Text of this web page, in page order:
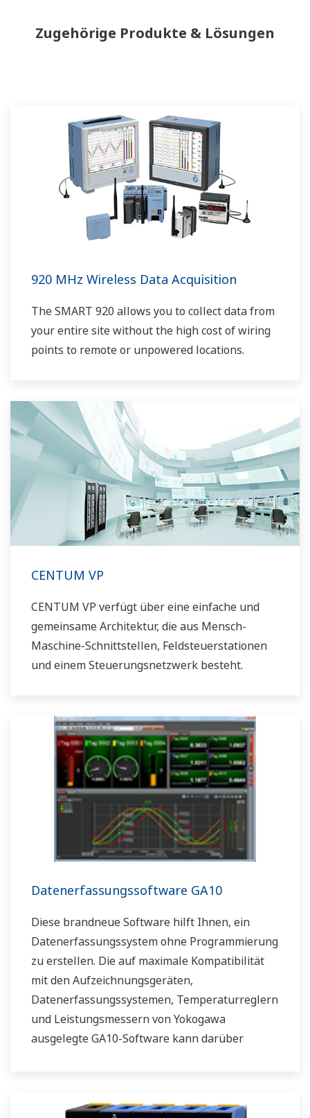
Zugehörige Produkte & Lösungen
920 MHz Wireless Data Acquisition
The SMART 920 allows you to collect data from
your entire site without the high cost of wiring
points to remote or unpowered locations.
CENTUM VP
CENTUM VP verfügt über eine einfache und
gemeinsame Architektur, die aus Mensch-
Maschine-Schnittstellen, Feldsteuerstationen
und einem Steuerungsnetzwerk besteht.
Datenerfassungssoftware GA10
Diese brandneue Software hilft Ihnen, ein
Datenerfassungssystem ohne Programmierung
zu erstellen. Die auf maximale Kompatibilität
mit den Aufzeichnungsgeräten,
Datenerfassungssystemen, Temperaturreglern
und Leistungsmessern von Yokogawa
ausgelegte GA10-Software kann darüber